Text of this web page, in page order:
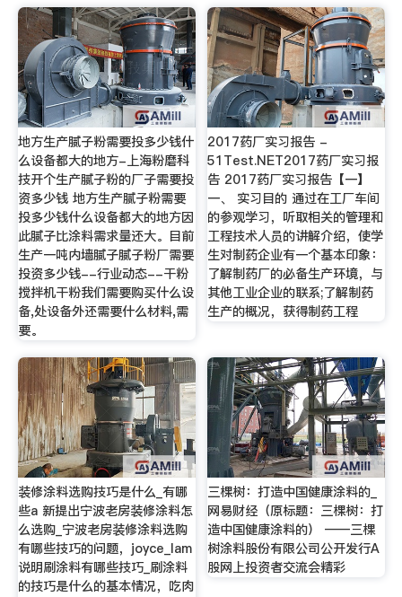
地方生产腻子粉需要投多少钱什
么设备都大的地方-上海粉磨科
技开个生产腻子粉的厂子需要投
资多少钱 地方生产腻子粉需要
投多少钱什么设备都大的地方因
此腻子比涂料需求量还大。目前
生产一吨内墙腻子腻子粉厂需要
投资多少钱--行业动态--干粉
搅拌机干粉我们需要购买什么设
备,处设备外还需要什么材料,需
要。
2017药厂实习报告 -
51Test.NET2017药厂实习报
告 2017药厂实习报告【一】
一、 实习目的 通过在工厂车间
的参观学习，听取相关的管理和
工程技术人员的讲解介绍，使学
生对制药企业有一个基本印象：
了解制药厂的必备生产环境，与
其他工业企业的联系;了解制药
生产的概况，获得制药工程
装修涂料选购技巧是什么_有哪
些a 新提出宁波老房装修涂料怎
么选购_宁波老房装修涂料选购
有哪些技巧的问题，joyce_lam
说明刷涂料有哪些技巧_刷涂料
的技巧是什么的基本情况，吃肉
三棵树：打造中国健康涂料的_
网易财经（原标题：三棵树：打
造中国健康涂料的） ——三棵
树涂料股份有限公司公开发行A
股网上投资者交流会精彩